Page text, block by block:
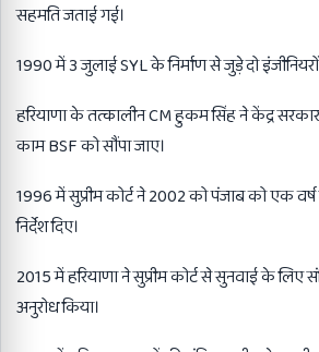
सहमति जताई गई।
1990 में 3 जुलाई SYL के निर्माण से जुड़े दो
हरियाणा के तत्कालीन CM हुकम सिंह ने केंद्र
काम BSF को सौंपा जाए।
1996 में सुप्रीम कोर्ट ने 2002 को पंजाब को एक
निर्देश दिए।
2015 में हरियाणा ने सुप्रीम कोर्ट से सुनवाई के लिए
अनुरोध किया।